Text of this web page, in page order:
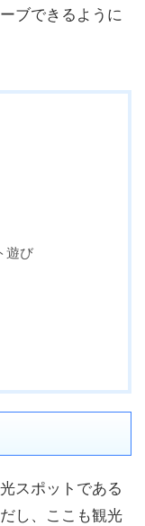
ブできるように
遊び
スポットである
し、ここも観光